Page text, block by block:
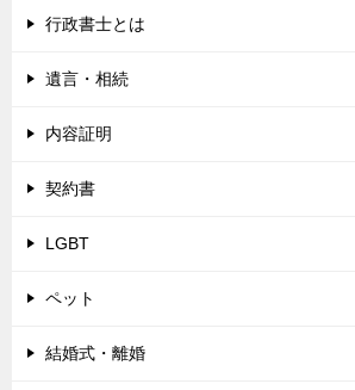
行政書士とは
遺言・相続
内容証明
契約書
LGBT
ペット
結婚式・離婚